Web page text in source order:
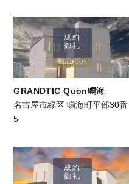
成約
御礼
SOLD OUT
GRANDTIC Quon鳴海
名古屋市緑区 鳴海町平部30番
5
成約
御礼